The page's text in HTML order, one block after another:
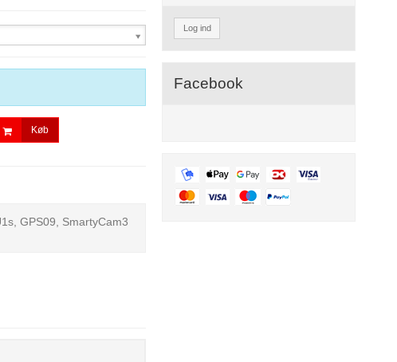
Køb
GPS09, SmartyCam3
Log ind
Facebook